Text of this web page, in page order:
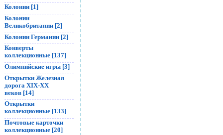
Колонии [1]
Колонии
Великобритании [2]
Колонии Германии [2]
Конверты
коллекционные [137]
Олимпийские игры [3]
Открытки Железная
дорога XIX-XX
веков [14]
Открытки
коллекционные [133]
Почтовые карточки
коллекционные [20]